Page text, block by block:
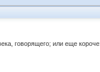
говорящего; или еще